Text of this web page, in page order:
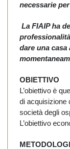
necessarie
La FIAIPha
dare una casa
OBIETTIVO
L’obiettivo è
di acquisizione
società degli
L’obiettivo